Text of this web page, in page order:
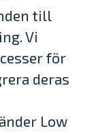
till
Vi
för
deras
Low